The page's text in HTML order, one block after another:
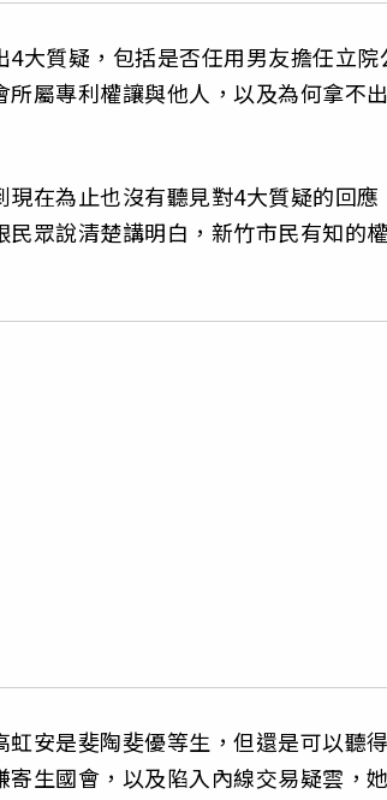
大質疑，包括是否任用男友擔任立院
屬專利權讓與他人，以及為何拿不
在為止也沒有聽見對4大質疑的回應
眾說清楚講明白，新竹市民有知的
安是斐陶斐優等生，但還是可以聽
生國會，以及陷入內線交易疑雲，